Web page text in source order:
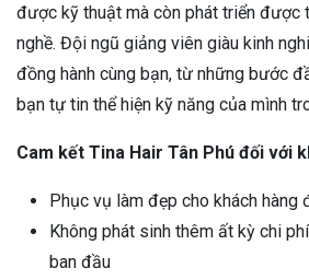
được kỹ thuật mà còn phát triển được
nghề. Đội ngũ giảng viên giàu kinh
đồng hành cùng bạn, từ những bước
bạn tự tin thể hiện kỹ năng của mình
Cam kết Tina Hair Tân Phú đối với
Phục vụ làm đẹp cho khách hàng
Không phát sinh thêm ất kỳ chi
ban đầu